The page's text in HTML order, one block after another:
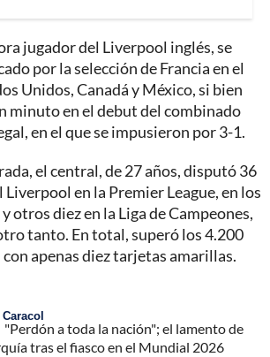
jugador del Liverpool inglés, se
por la selección de Francia en el
Unidos, Canadá y México, si bien
minuto en el debut del combinado
en el que se impusieron por 3-1.
el central, de 27 años, disputó 36
en la Premier League, en los
otros diez en la Liga de Campeones,
tanto. En total, superó los 4.200
apenas diez tarjetas amarillas.
"Perdón a toda la nación"; el lamento de
tras el fiasco en el Mundial 2026